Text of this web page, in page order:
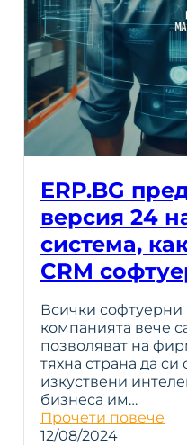
ERP.BG
версия 24
система,
CRM
Всички
компанията вече
позволяват на
тяхна страна да си
изкуствени
бизнеса им…
Прочети повече
12/08/2024